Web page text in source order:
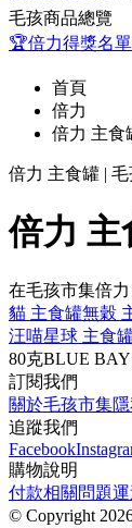
毛孩商品總覽
🏆倍力得獎名單
首頁
倍力
倍力 主食
倍力 主食罐 |
倍力 主
在毛孩市集倍
貓 主食罐無穀
汪喵星球 主食
80克BLUE BAY
訂閱我們
關於毛孩市集
追蹤我們
Facebook
購物說明
付款相關問題
© Copyright